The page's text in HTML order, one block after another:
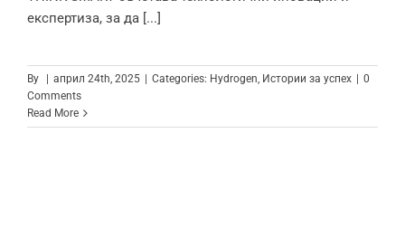
експертиза, за да [...]
By април 24th, 2025 Categories: Hydrogen, Истории за успех
0
Comments
Read More